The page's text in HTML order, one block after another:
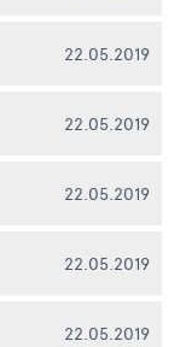
22.05.2019
22.05.2019
22.05.2019
22.05.2019
22.05.2019